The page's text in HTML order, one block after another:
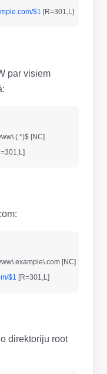
$1
par visiem
[NC]
[NC]
$1
direktoriju root